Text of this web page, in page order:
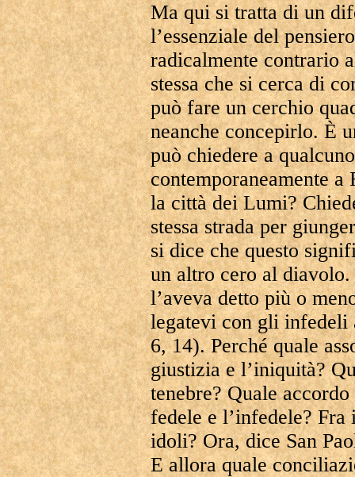
Ma qui si tratta di un
l’essenziale del
radicalmente contrario
stessa che si cerca di
può fare un cerchio
neanche concepirlo. È
può chiedere a
contemporaneamente
la città dei Lumi?
stessa strada per
si dice che questo
un altro cero al
l’aveva detto più o
legatevi con gli
6, 14). Perché quale
giustizia e l’iniquità?
tenebre? Quale
fedele e l’infedele?
idoli? Ora, dice San
E allora quale